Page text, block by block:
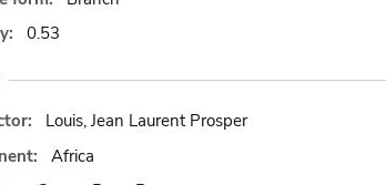
0.53
Louis, Jean Laurent Prosper
Africa